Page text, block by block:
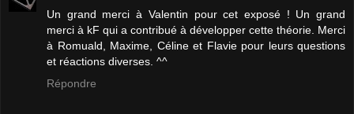
Un grand merci à Valentin pour cet exposé ! Un grand
merci à kF qui a contribué à développer cette théorie. Merci
à Romuald, Maxime, Céline et Flavie pour leurs questions
et réactions diverses. ^^
Répondre